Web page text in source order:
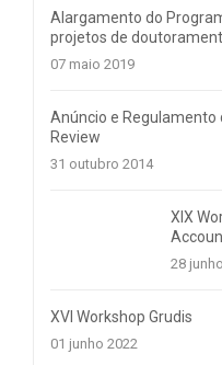
Alargamento do
projetos de
07 maio 2019
Anúncio e Regulamento
Review
31 outubro 2014
XIX
28
XVI Workshop Grudis
01 junho 2022